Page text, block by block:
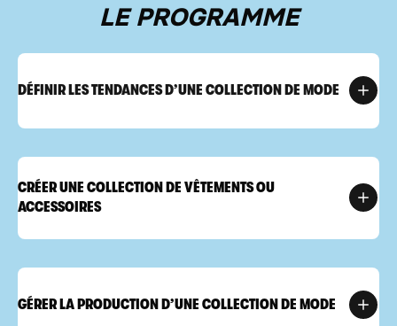
LE PROGRAMME
DÉFINIR LES TENDANCES D’UNE COLLECTION DE MODE
CRÉER UNE COLLECTION DE VÊTEMENTS OU
ACCESSOIRES
GÉRER LA PRODUCTION D’UNE COLLECTION DE MODE